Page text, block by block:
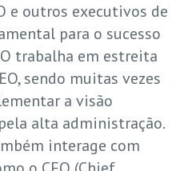
e outros executivos de
para o sucesso
trabalha em estreita
sendo muitas vezes
a visão
alta administração.
interage com